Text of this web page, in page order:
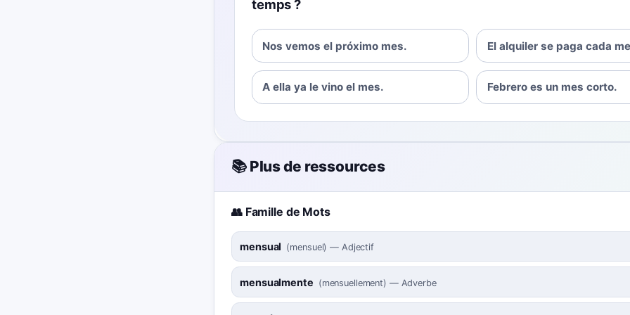
temps ?
Nos vemos el próximo mes. El alquiler se paga cada
A ella ya le vino el mes. Febrero es un mes corto.
📚 Plus de ressources
👥 Famille de Mots
mensual (mensuel) — Adjectif
mensualmente (mensuellement) — Adverbe